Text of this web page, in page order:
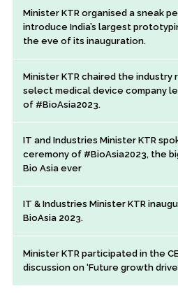
Minister KTR organised a sneak
introduce India’s largest
the eve of its inauguration.
Minister KTR chaired the industry
select medical device company
of #BioAsia2023.
IT and Industries Minister KTR
ceremony of #BioAsia2023, the
Bio Asia ever
IT & Industries Minister KTR
BioAsia 2023.
Minister KTR participated in the
discussion on ‘Future growth